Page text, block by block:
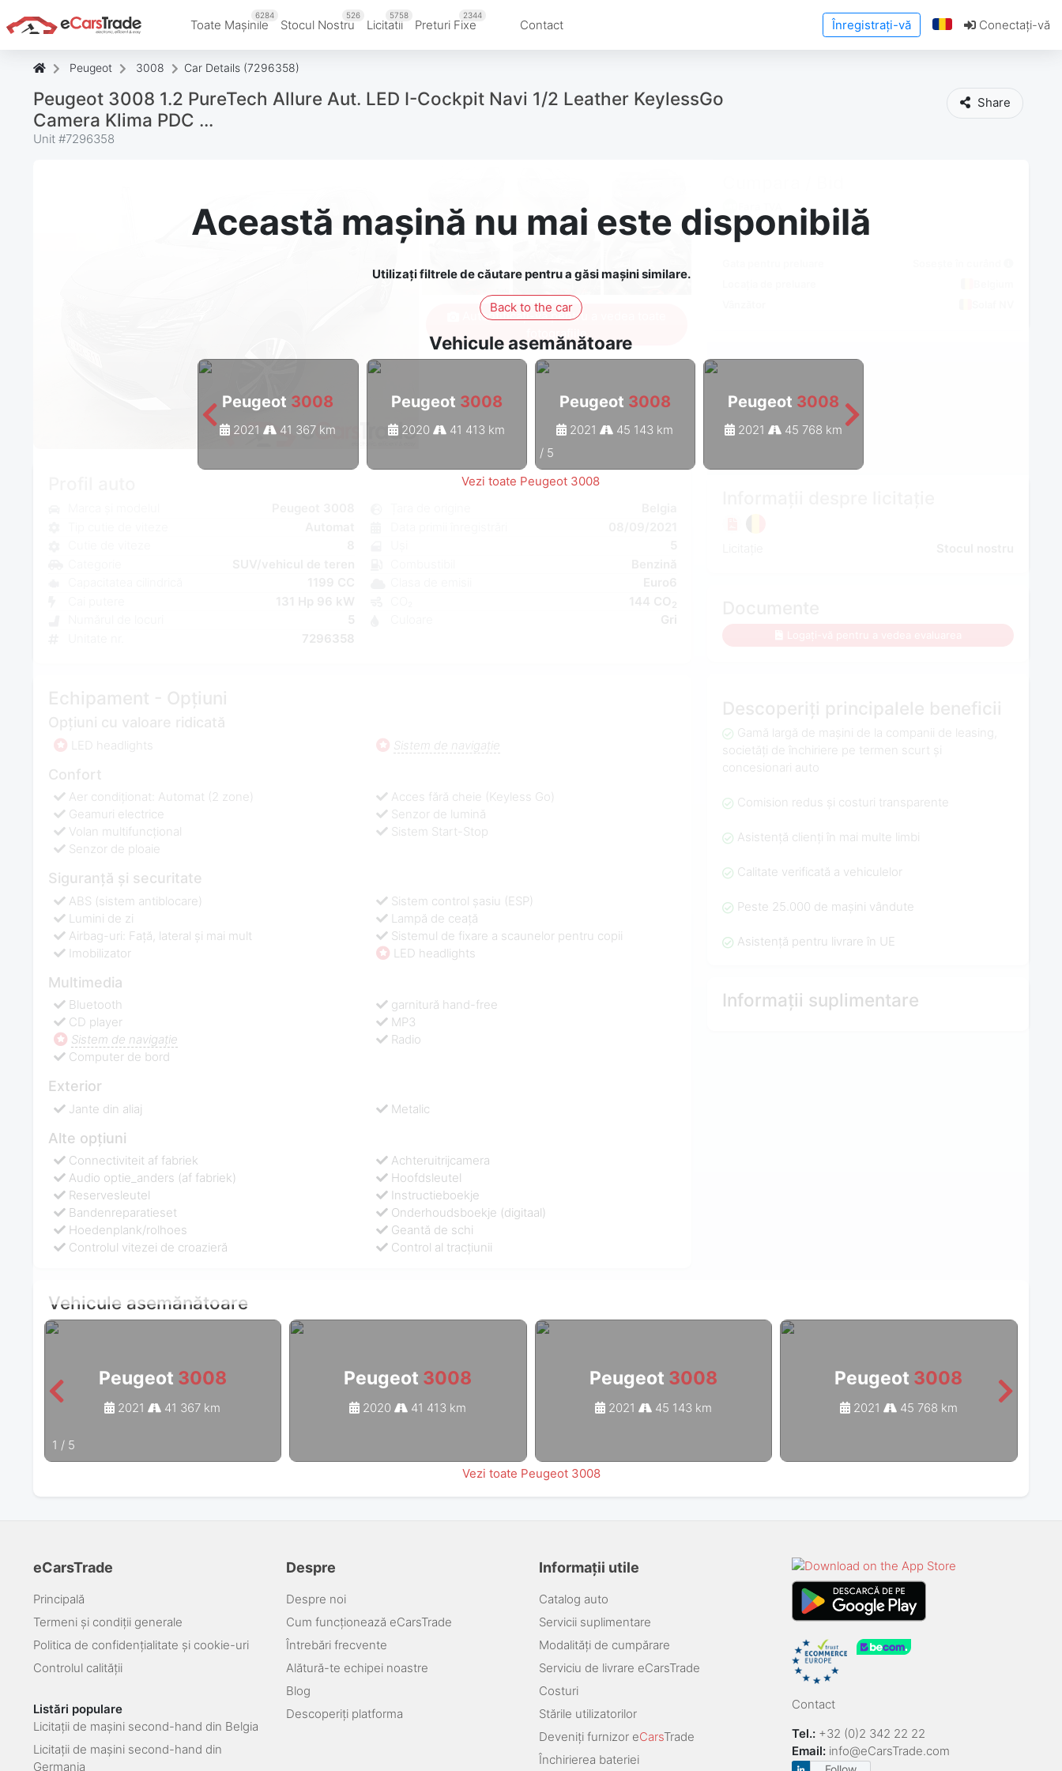
Toate Mașinile
6284
Stocul Nostru
526
Licitatii
5758
Preturi Fixe
2344
Contact Înregistrați-vă Conectați-vă
Peugeot 3008 Car Details (7296358)
Peugeot 3008 1.2 PureTech Allure Aut. LED I-Cockpit Navi 1/2 Leather KeylessGo
Сamera Klima PDC ...
Unit #7296358
Share
Această mașină nu mai este disponibilă
Utilizați filtrele de căutare pentru a găsi mașini similare.
Back to the car
Vehicule asemănătoare
Peugeot 3008
2021 41 367 km
Peugeot 3008
2020 41 413 km
Peugeot 3008
2021 45 143 km
Peugeot 3008
2021 45 768 km
/ 5
Vezi toate Peugeot 3008
Gamă largă de mașini de la companii de leasing,
societăți de închiriere pe termen scurt și
concesionari auto
Comision redus și costuri transparente
Asistență clienți în mai multe limbi
Calitate verificată a vehiculelor
Peste 25.000 de mașini vândute
Asistență pentru livrare în UE
Informații suplimentare
Autentificați-vă pentru a vedea toate
fotografiile
7296358
LED headlights Sistem de navigaţie
Confort
Aer condiționat: Automat (2 zone)
Geamuri electrice
Acces fără cheie (Keyless Go)
Senzor de lumină
Volan multifuncţional
Senzor de ploaie
Sistem Start-Stop
Siguranță și securitate
ABS (sistem antiblocare)
Lumini de zi
Sistem control şasiu (ESP)
Lampă de ceață
Airbag-uri: Față, lateral și mai mult
Imobilizator
Sistemul de fixare a scaunelor pentru copii
LED headlights
Multimedia
Bluetooth
CD player
garnitură hand-free
MP3
Sistem de navigaţie
Computer de bord
Radio
Exterior
Jante din aliaj Metalic
Alte opțiuni
Connectiviteit af fabriek
Audio optie_anders (af fabriek)
Achteruitrijcamera
Hoofdsleutel
Reservesleutel
Bandenreparatieset
Instructieboekje
Onderhoudsboekje (digitaal)
Hoedenplank/rolhoes
Controlul vitezei de croazieră
Geantă de schi
Control al tracțiunii
Vehicule asemănătoare
Peugeot 3008
2021 41 367 km
Peugeot 3008
2020 41 413 km
Peugeot 3008
2021 45 143 km
Peugeot 3008
2021 45 768 km
1 / 5
Vezi toate Peugeot 3008
eCarsTrade
Principală
Termeni și condiții generale
Politica de confidențialitate și cookie-uri
Controlul calității
Listări populare
Licitații de mașini second-hand din Belgia
Licitații de mașini second-hand din
Germania
Despre
Despre noi
Cum funcționează eCarsTrade
Întrebări frecvente
Alătură-te echipei noastre
Blog
Descoperiți platforma
Informații utile
Catalog auto
Servicii suplimentare
Modalități de cumpărare
Serviciu de livrare eCarsTrade
Costuri
Stările utilizatorilor
Deveniți furnizor eCarsTrade
Închirierea bateriei
Contact
Tel.: +32 (0)2 342 22 22
Email: info@eCarsTrade.com